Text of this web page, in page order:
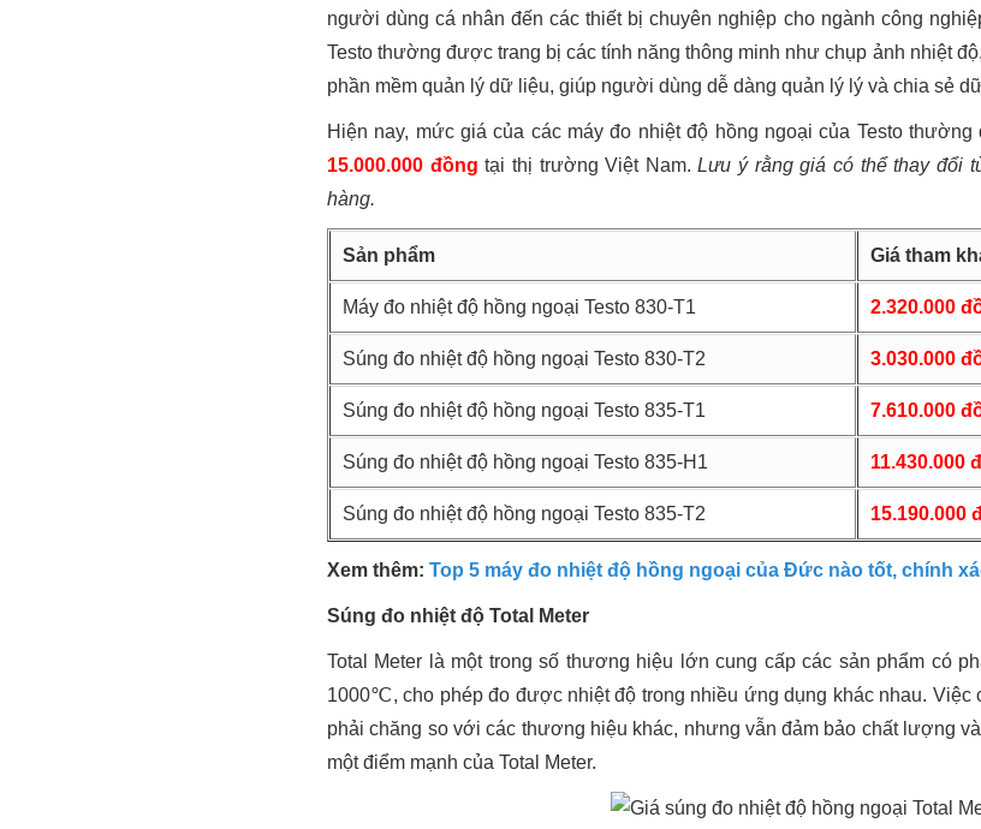
người dùng cá nhân đến các thiết bị chuyên nghiệp cho ngành công
Testo thường được trang bị các tính năng thông minh như chụp ảnh nhiệt
phần mềm quản lý dữ liệu, giúp người dùng dễ dàng quản lý lý và chia sẻ
Hiện nay, mức giá của các máy đo nhiệt độ hồng ngoại của Testo thường
15.000.000 đồng tại thị trường Việt Nam.Lưu ý rằng giá có thể thay đổi
hàng.
Sản phẩm Giá tham
Máy đo nhiệt độ hồng ngoại Testo 830-T1 2.320.000
Súng đo nhiệt độ hồng ngoại Testo 830-T2 3.030.000
Súng đo nhiệt độ hồng ngoại Testo 835-T1 7.610.000
Súng đo nhiệt độ hồng ngoại Testo 835-H1 11.430.000
Súng đo nhiệt độ hồng ngoại Testo 835-T2 15.190.000
Xem thêm: Top 5 máy đo nhiệt độ hồng ngoại của Đức nào tốt, chính
Súng đo nhiệt độ Total Meter
Total Meter là một trong số thương hiệu lớn cung cấp các sản phẩm có
1000℃, cho phép đo được nhiệt độ trong nhiều ứng dụng khác nhau. Việc
phải chăng so với các thương hiệu khác, nhưng vẫn đảm bảo chất lượng
một điểm mạnh của Total Meter.